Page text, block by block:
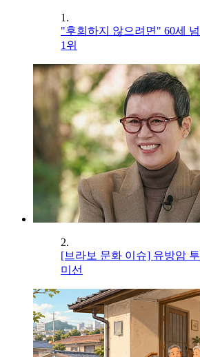
1.
"후회하지 않으려면" 60세
1위
2.
[브라보 문화 이슈] 유방암
미선